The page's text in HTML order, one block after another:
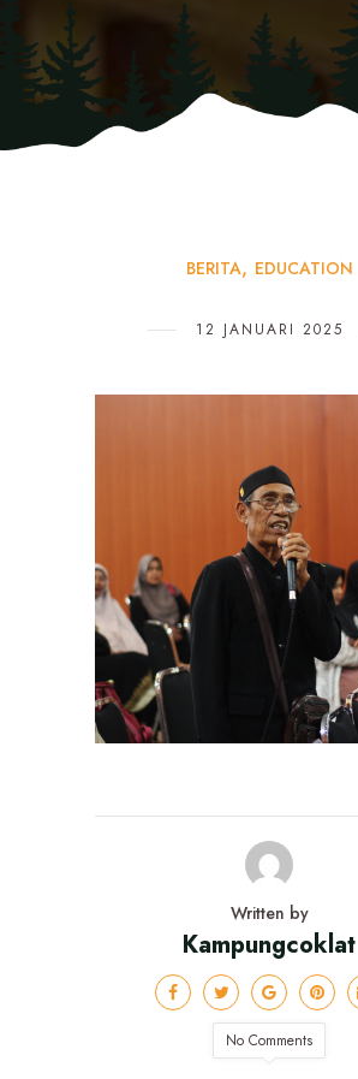
BERITA EDUCATION
12 JANUARI 2025
Written by
Kampungcoklat
No Comments